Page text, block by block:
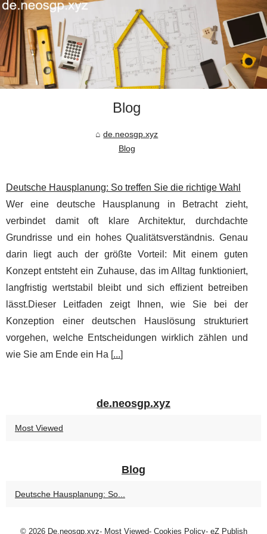
Blog
de.neosgp.xyz
Blog
Deutsche Hausplanung: So treffen Sie die richtige Wahl
Wer eine deutsche Hausplanung in Betracht zieht,
verbindet damit oft klare Architektur, durchdachte
Grundrisse und ein hohes Qualitätsverständnis. Genau
darin liegt auch der größte Vorteil: Mit einem guten
Konzept entsteht ein Zuhause, das im Alltag funktioniert,
langfristig wertstabil bleibt und sich effizient betreiben
lässt.Dieser Leitfaden zeigt Ihnen, wie Sie bei der
Konzeption einer deutschen Hauslösung strukturiert
vorgehen, welche Entscheidungen wirklich zählen und
wie Sie am Ende ein Ha [...]
de.neosgp.xyz
Most Viewed
Blog
Deutsche Hausplanung: So...
© 2026 De.neosgp.xyz- Most Viewed- Cookies Policy- eZ Publish